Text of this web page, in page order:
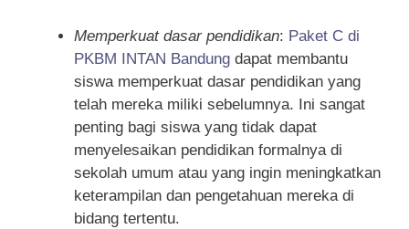
Memperkuat dasar pendidikan: Paket C di
PKBM INTAN Bandung dapat membantu
siswa memperkuat dasar pendidikan yang
telah mereka miliki sebelumnya. Ini sangat
penting bagi siswa yang tidak dapat
menyelesaikan pendidikan formalnya di
sekolah umum atau yang ingin meningkatkan
keterampilan dan pengetahuan mereka di
bidang tertentu.